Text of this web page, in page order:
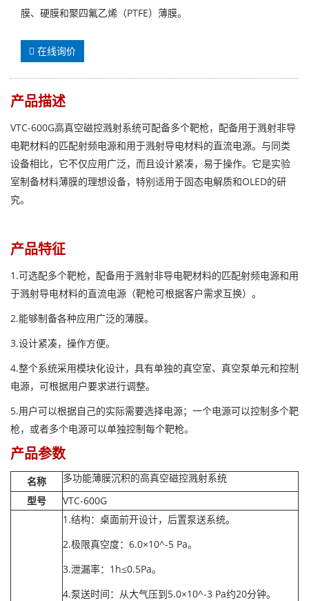
膜、硬膜和聚四氟乙烯（PTFE）薄膜。​
在线询价
产品描述
VTC-600G高真空磁控溅射系统可配备多个靶枪，配备用于溅射非导
电靶材料的匹配射频电源和用于溅射导电材料的直流电源。与同类
设备相比，它不仅应用广泛，而且设计紧凑，易于操作。它是实验
室制备材料薄膜的理想设备，特别适用于固态电解质和OLED的研
究。
产品特征
1.可选配多个靶枪，配备用于溅射非导电靶材料的匹配射频电源和用
于溅射导电材料的直流电源（靶枪可根据客户需求互换）。
2.能够制备各种应用广泛的薄膜。
3.设计紧凑，操作方便。
4.整个系统采用模块化设计，具有单独的真空室、真空泵单元和控制
电源，可根据用户要求进行调整。
5.用户可以根据自己的实际需要选择电源；一个电源可以控制多个靶
枪，或者多个电源可以单独控制每个靶枪。
产品参数
名称
多功能薄膜沉积的高真空磁控溅射系统
型号
VTC-600G
1.结构：桌面前开设计，后置泵送系统。
2.极限真空度：6.0×10^-5 Pa。
3.泄漏率：1h≤0.5Pa。
4.泵送时间：从大气压到5.0×10^-3 Pa约20分钟。